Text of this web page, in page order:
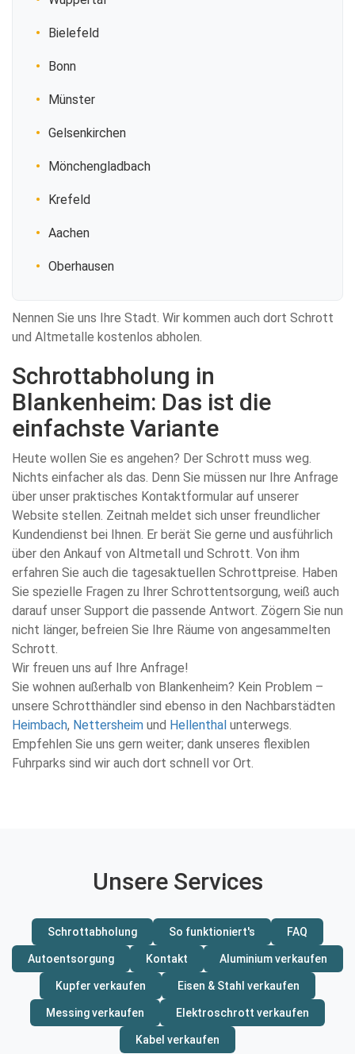
Bielefeld
Bonn
Münster
Gelsenkirchen
Mönchengladbach
Krefeld
Aachen
Oberhausen
Nennen Sie uns Ihre Stadt. Wir kommen auch dort Schrott
und Altmetalle kostenlos abholen.
Schrottabholung in
Blankenheim: Das ist die
einfachste Variante
Heute wollen Sie es angehen? Der Schrott muss weg.
Nichts einfacher als das. Denn Sie müssen nur Ihre Anfrage
über unser praktisches Kontaktformular auf unserer
Website stellen. Zeitnah meldet sich unser freundlicher
Kundendienst bei Ihnen. Er berät Sie gerne und ausführlich
über den Ankauf von Altmetall und Schrott. Von ihm
erfahren Sie auch die tagesaktuellen Schrottpreise. Haben
Sie spezielle Fragen zu Ihrer Schrottentsorgung, weiß auch
darauf unser Support die passende Antwort. Zögern Sie nun
nicht länger, befreien Sie Ihre Räume von angesammelten
Schrott.
Wir freuen uns auf Ihre Anfrage!
Sie wohnen außerhalb von Blankenheim? Kein Problem –
unsere Schrotthändler sind ebenso in den Nachbarstädten
Heimbach, Nettersheim und Hellenthal unterwegs.
Empfehlen Sie uns gern weiter; dank unseres flexiblen
Fuhrparks sind wir auch dort schnell vor Ort.
Unsere Services
Schrottabholung So funktioniert's FAQ
Autoentsorgung Kontakt Aluminium verkaufen
Kupfer verkaufen Eisen & Stahl verkaufen
Messing verkaufen Elektroschrott verkaufen
Kabel verkaufen